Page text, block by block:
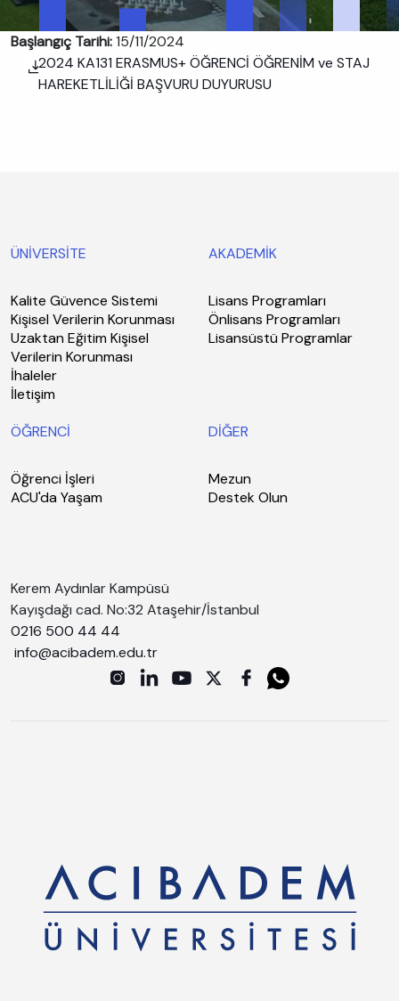
Başlangıç Tarihi:15/11/2024
2024 KA131 ERASMUS+ ÖĞRENCİ ÖĞRENİM ve STAJ
HAREKETLİLİĞİ BAŞVURU DUYURUSU
ÜNİVERSİTE
Kalite Güvence Sistemi
Kişisel Verilerin Korunması
Uzaktan Eğitim Kişisel
Verilerin Korunması
İhaleler
İletişim
AKADEMİK
Lisans Programları
Önlisans Programları
Lisansüstü Programlar
ÖĞRENCİ
Öğrenci İşleri
ACU'da Yaşam
DİĞER
Mezun
Destek Olun
Kerem Aydınlar Kampüsü
Kayışdağı cad. No:32 Ataşehir/İstanbul
0216 500 44 44
info@acibadem.edu.tr